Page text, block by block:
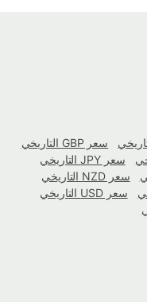
سعر GBP التاريخي
سعر JPY التاريخي
سعر NZD التاريخي
سعر USD التاريخي